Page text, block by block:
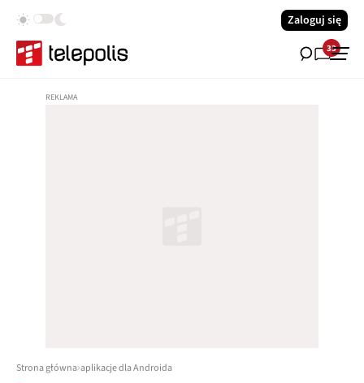
Zaloguj się
33
Strona główna aplikacje dla Androida